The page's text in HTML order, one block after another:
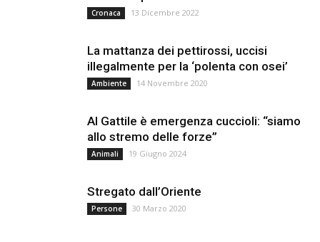
Cronaca 13 Dicembre 2022
La mattanza dei pettirossi, uccisi
illegalmente per la ‘polenta con osei’
Ambiente 14 Novembre 2020
Al Gattile è emergenza cuccioli: “siamo
allo stremo delle forze”
Animali 19 Giugno 2024
Stregato dall’Oriente
Persone 30 Marzo 2020